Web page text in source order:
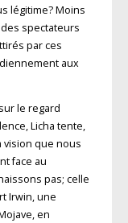
légitime? Moins
spectateurs
par ces
aux
le regard
Licha tente,
vision que nous
face au
pas; celle
Irwin, une
en